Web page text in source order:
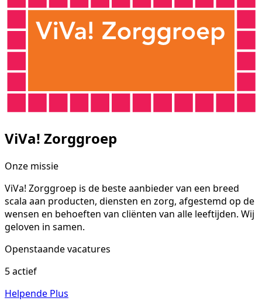
ViVa! Zorggroep
Onze missie
ViVa! Zorggroep is de beste aanbieder van een breed
scala aan producten, diensten en zorg, afgestemd op de
wensen en behoeften van cliënten van alle leeftijden. Wij
geloven in samen.
Openstaande vacatures
5 actief
Helpende Plus